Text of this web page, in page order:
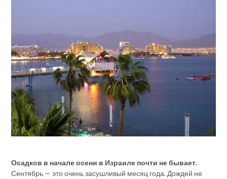
Осадков в начале осени в Израиле почти не бывает.
Сентябрь — это очень засушливый месяц года. Дождей не